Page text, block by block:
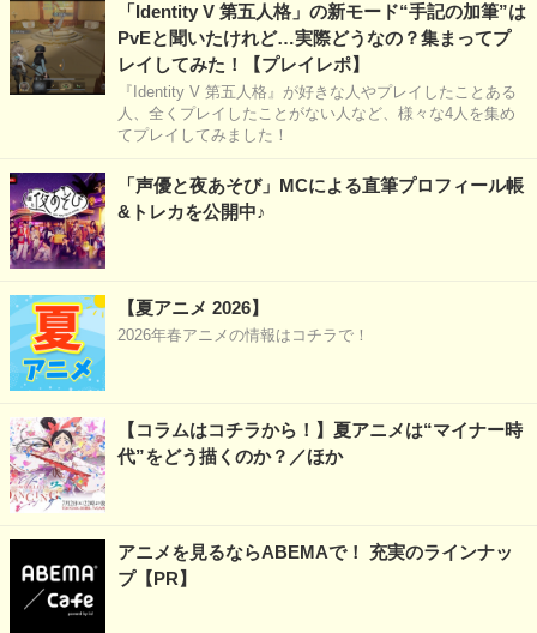
「Identity V 第五人格」の新モード“手記の加筆”は
PvEと聞いたけれど…実際どうなの？集まってプ
レイしてみた！【プレイレポ】
『Identity V 第五人格』が好きな人やプレイしたことある
人、全くプレイしたことがない人など、様々な4人を集め
てプレイしてみました！
「声優と夜あそび」MCによる直筆プロフィール帳
&トレカを公開中♪
【夏アニメ 2026】
2026年春アニメの情報はコチラで！
【コラムはコチラから！】夏アニメは“マイナー時
代”をどう描くのか？／ほか
アニメを見るならABEMAで！ 充実のラインナッ
プ【PR】